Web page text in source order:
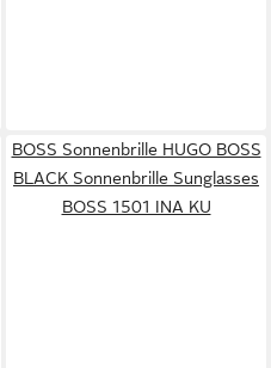
BOSS Sonnenbrille HUGO BOSS
BLACK Sonnenbrille Sunglasses
BOSS 1501 INA KU